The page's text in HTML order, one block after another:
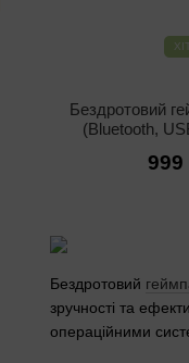
Бездротовий
зручності та
операційними
Бездротовий
(Bluetooth,
999